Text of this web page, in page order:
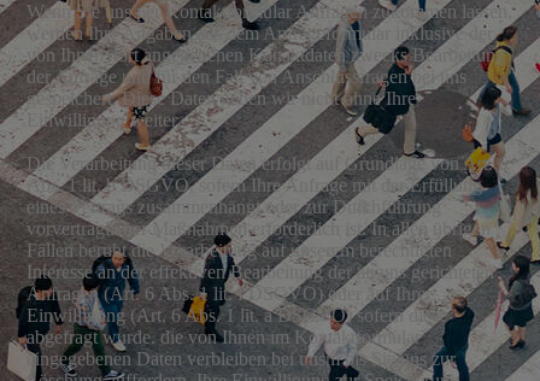
Wenn Sie uns per Kontaktformular Anfragen zukommen lassen,
werden Ihre Angaben aus dem Anfrageformular inklusive der
von Ihnen dort angegebenen Konaktdaten zwecks Bearbeitung
der Anfrage und für den Fall von Anschlussfragen bei uns
gespeichert. Diese Daten geben wir nicht ohne Ihre
Einwilligung weiter.
Die Verarbeitung dieser Daten erfolgt auf Grundlage von Art. 6
Abs. 1 lit. b DSGVO, sofern Ihre Anfrage mit der Erfüllung
eines Vertrags zusammenhängt oder zur Durchführung
vorvertraglicher Maßnahmen erforderlich ist. In allen übrigen
Fällen beruht die Verarbeitung auf unserem berechtigten
Interesse an der effektiven Bearbeitung der an uns gerichteten
Anfragen (Art. 6 Abs. 1 lit. f DSGVO) oder auf Ihrer
Einwilligung (Art. 6 Abs. 1 lit. a DSGVO) sofern diese
abgefragt wurde. die von Ihnen im Kontaktformular
eingegebenen Daten verbleiben bei unsm bis Sie uns zur